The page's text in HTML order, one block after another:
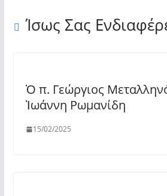
Ίσως Σας
Ὁ π. Γεώργιος
Ἰωάννη Ρωμανίδη
15/02/2025